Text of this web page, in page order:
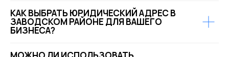
КАК ВЫБРАТЬ ЮРИДИЧЕСКИЙ АДРЕС В
ЗАВОДСКОМ РАЙОНЕ ДЛЯ ВАШЕГО
БИЗНЕСА?
МИНСК, ПР. ДЗЕРЖИНСКОГО 3Б, ОФИС 52